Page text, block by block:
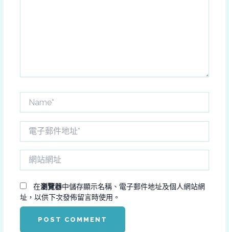
*址
在瀏覽器中儲存顯示名稱、電子郵件地址及個人網站網
址，以供下次發佈留言時使用。